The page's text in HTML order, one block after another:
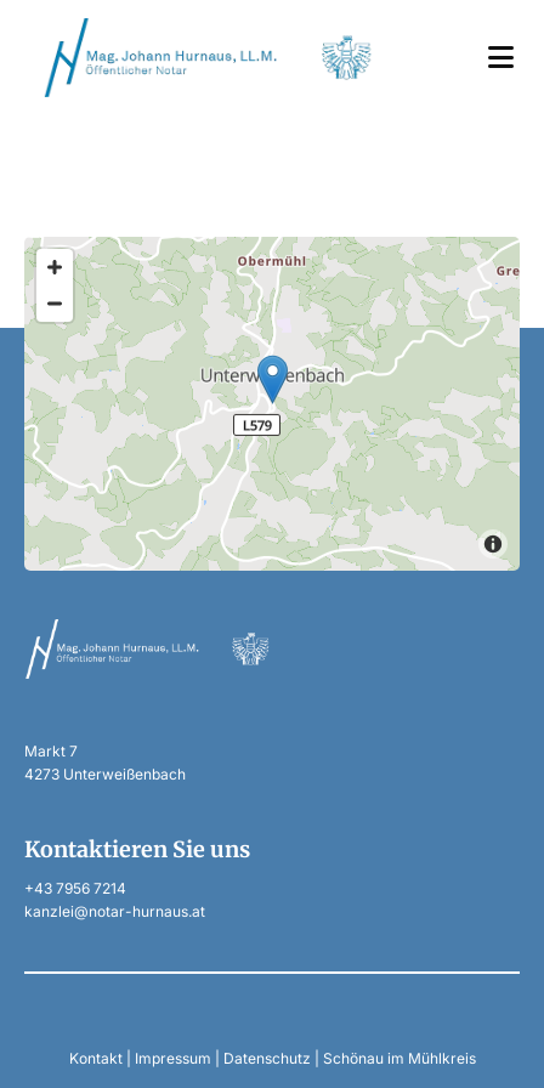
Markt 7
4273 Unterweißenbach
Kontaktieren Sie uns
+43 7956 7214
kanzlei@notar-hurnaus.at
Kontakt| Impressum Datenschutz Schönau im Mühlkreis